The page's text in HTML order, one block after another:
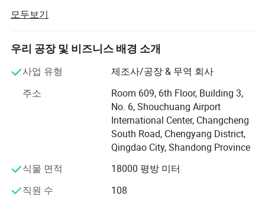
을 위해 최선을 다하고 있습니다. 이 제품은 전 세계적으로
긍정적인 피드백을 바탕으로 거의 90개 국가로 수출됩니
다.
이 분야의 선두 주자로서 COOWIN ® 은 WPC 실내 벽 패널,
롯한 다양한 실내 장식 제품의 제품군을 보유하고 있습니
. COOWIN ® 은 북미, 아시아, 유럽, 남미, 오세아니아를 20
년 이상. 현재, 전 세계적으로 당사 제품이 인기를 얻고 있으
모두보기
우리 공장 및 비즈니스 배경 소개
사업 유형
제조사/공장 & 무역 회사
주소
Room 609, 6th Floor, Building 3,
No. 6, Shouchuang Airport
International Center, Changcheng
South Road, Chengyang District,
Qingdao City, Shandong Province
식물 면적
18000 평방 미터
직원 수
108